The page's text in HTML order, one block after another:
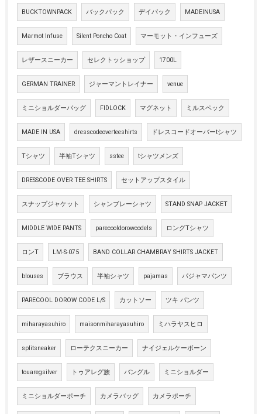
BUCKTOWNPACK バックパック デイパック MADEINUSA
Marmot Infuse Silent Poncho Coat マーモット・インフューズ
レザースニーカー セレクトッショップ 1700L
GERMAN TRAINER ジャーマントレイナー venue
ミニショルダーバッグ FIDLOCK マグネット ミルスペック
MADE IN USA dresscodeoverteeshirts ドレスコードオーバーtシャツ
Tシャツ 半袖Tシャツ sstee tシャツメンズ
DRESSCODE OVER TEE SHIRTS セットアップスタイル
スナップジャケット シャンブレーシャツ STAND SNAP JACKET
MIDDLE WIDE PANTS parecooldorowcodels ロングTシャツ
ロンT LM-S-075 BAND COLLAR CHAMBRAY SHIRTS JACKET
blouses ブラウス 半袖シャツ pajamas パジャマパンツ
PARECOOL DOROW CODE L/S カットソー ツキ パンツ
miharayasuhiro maisonmiharayasuhiro ミハラヤスヒロ
splitsneaker ローテクスニーカー ナイジェルケーボーン
touaregsilver トゥアレグ族 バングル ミニショルダー
ミニショルダーポーチ カメラバッグ カメラポーチ